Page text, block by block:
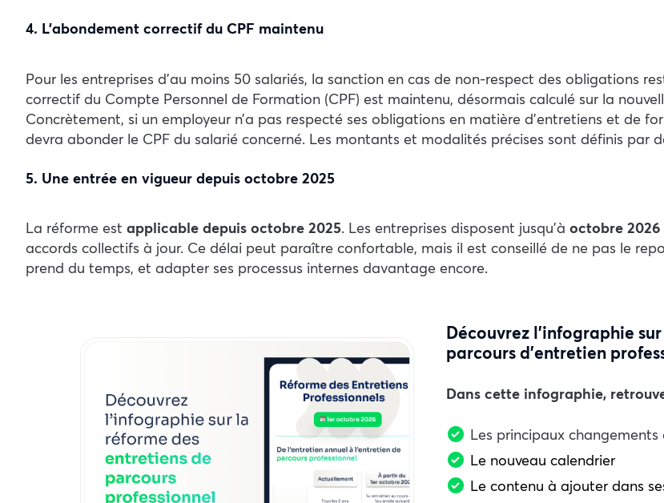
4. L’abondement correctif du CPF maintenu
Pour les entreprises d’au moins 50 salariés, la sanction en cas de non-respect des obligations
correctif du Compte Personnel de Formation (CPF) est maintenu, désormais calculé sur la
Concrètement, si un employeur n’a pas respecté ses obligations en matière d’entretiens et de
devra abonder le CPF du salarié concerné. Les montants et modalités précises sont définis par
5. Une entrée en vigueur depuis octobre 2025
La réforme est applicable depuis octobre 2025. Les entreprises disposent jusqu’à octobre 2026
accords collectifs à jour. Ce délai peut paraître confortable, mais il est conseillé de ne pas le
prend du temps, et adapter ses processus internes davantage encore.
Découvrez l’infographie
parcours d’entretien
Dans cette infographie,
Les principaux
Le nouveau calendrier
Le contenu à ajouter dans